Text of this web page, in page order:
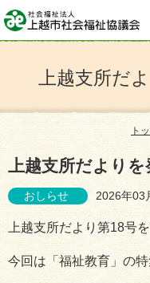
上越支所だ
ト
上越支所だよりを
おしらせ 2026年03
上越支所だより第18号
今回は「福祉教育」の特